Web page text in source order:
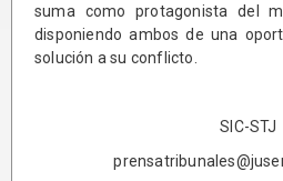
suma como protagonista del
disponiendo ambos de una
solución a su conflicto.
SIC-STJ